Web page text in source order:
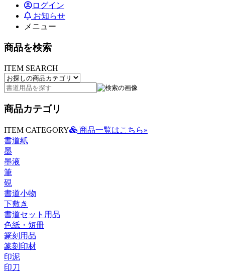
ログイン
お知らせ
メニュー
商品を検索
ITEM SEARCH
商品カテゴリ
ITEM CATEGORY
商品一覧はこちら»
書道紙
墨
墨液
筆
硯
書道小物
下敷き
書道セット用品
色紙・短冊
篆刻用品
篆刻印材
印泥
印刀